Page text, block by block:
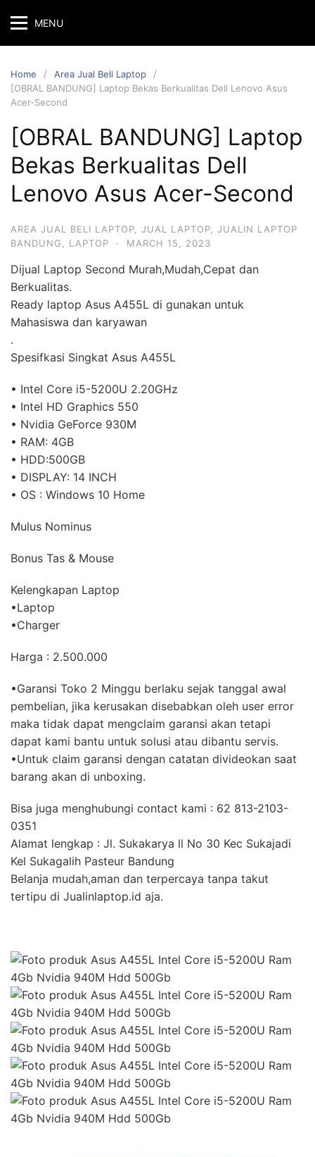
MENU
Home
Area Jual Beli Laptop
[OBRAL BANDUNG] Laptop Bekas Berkualitas Dell Lenovo Asus
Acer-Second
[OBRAL BANDUNG] Laptop
Bekas Berkualitas Dell
Lenovo Asus Acer-Second
AREA JUAL BELI LAPTOP JUAL LAPTOP
JUALIN LAPTOP
BANDUNG
LAPTOP · MARCH 15, 2023
Dijual Laptop Second Murah,Mudah,Cepat dan
Berkualitas.
Ready laptop Asus A455L di gunakan untuk
Mahasiswa dan karyawan
.
Spesifkasi Singkat Asus A455L
• Intel Core i5-5200U 2.20GHz
• Intel HD Graphics 550
• Nvidia GeForce 930M
• RAM: 4GB
• HDD:500GB
• DISPLAY: 14 INCH
• OS : Windows 10 Home
Mulus Nominus
Bonus Tas & Mouse
Kelengkapan Laptop
•Laptop
•Charger
Harga : 2.500.000
•Garansi Toko 2 Minggu berlaku sejak tanggal awal
pembelian, jika kerusakan disebabkan oleh user error
maka tidak dapat mengclaim garansi akan tetapi
dapat kami bantu untuk solusi atau dibantu servis.
•Untuk claim garansi dengan catatan divideokan saat
barang akan di unboxing.
Bisa juga menghubungi contact kami : 62 813-2103-
0351
Alamat lengkap : Jl. Sukakarya ll No 30 Kec Sukajadi
Kel Sukagalih Pasteur Bandung
Belanja mudah,aman dan terpercaya tanpa takut
tertipu di Jualinlaptop.id aja.